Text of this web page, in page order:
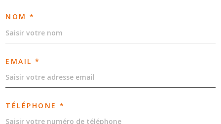
NOM *
EMAIL *
TÉLÉPHONE *